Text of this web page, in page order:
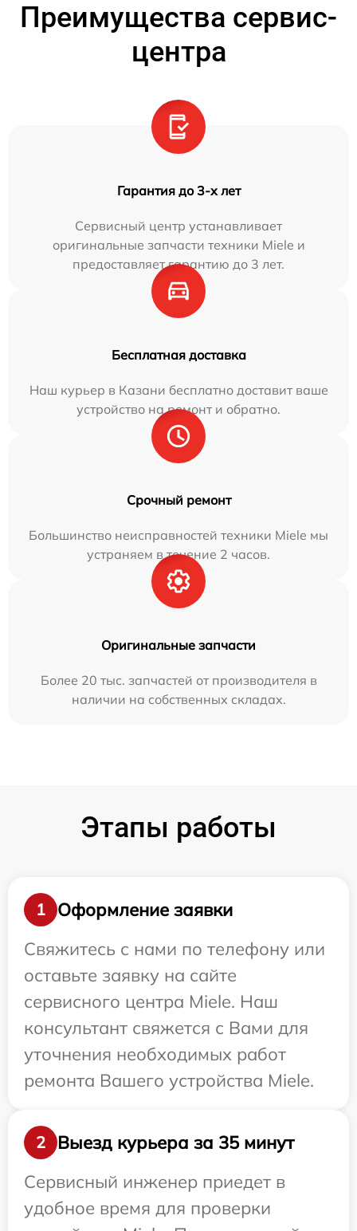
Преимущества сервис-
центра
Гарантия до 3-х лет
Сервисный центр устанавливает
оригинальные запчасти техники Miele и
предоставляет гарантию до 3 лет.
Бесплатная доставка
Наш курьер в Казани бесплатно доставит ваше
устройство на ремонт и обратно.
Срочный ремонт
Большинство неисправностей техники Miele мы
устраняем в течение 2 часов.
Оригинальные запчасти
Более 20 тыс. запчастей от производителя в
наличии на собственных складах.
Этапы работы
1
Оформление заявки
Свяжитесь с нами по телефону или
оставьте заявку на сайте
сервисного центра Miele. Наш
консультант свяжется с Вами для
уточнения необходимых работ
ремонта Вашего устройства Miele.
2
Выезд курьера за 35 минут
Сервисный инженер приедет в
удобное время для проверки